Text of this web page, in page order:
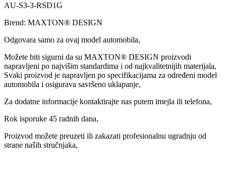
AU-S3-3-RSD1G
Brend: MAXTON® DESIGN
Odgovara samo za ovaj model automobila,
Možete biti sigurni da su MAXTON® DESIGN proizvodi
napravljeni po najvišim standardima i od najkvalitetnijih materijala,
Svaki proizvod je napravljen po specifikacijama za određeni model
automobila i osigurava savršeno uklapanje,
Za dodatne informacije kontaktirajte nas putem imejla ili telefona,
Rok isporuke 45 radnih dana,
Proizvod možete preuzeti ili zakazati profesionalnu ugradnju od
strane naših stručnjaka,